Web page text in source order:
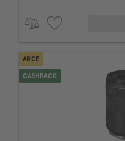
AKCE
CASHBACK